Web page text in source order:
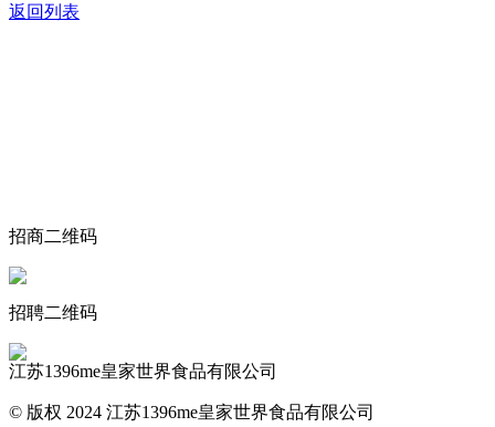
返回列表
招商二维码
招聘二维码
江苏1396me皇家世界食品有限公司
© 版权 2024 江苏1396me皇家世界食品有限公司